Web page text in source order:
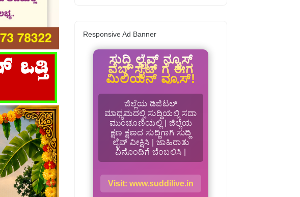
Responsive Ad Banner
ಸುದ್ದಿ ಲೈವ್ ನ್ಯೂಸ್
ವೆಬ್ ಸೈಟ್ ಗೆ ಈಗ
ಮಿಲಿಯನ್ ವ್ಯೂಸ್!
ಜಿಲ್ಲೆಯ ಡಿಜಿಟಲ್
ಮಾಧ್ಯಮದಲ್ಲಿ ಸುದ್ದಿಯಲ್ಲಿ ಸದಾ
ಮುಂಚೂಣಿಯಲ್ಲಿ | ಜಿಲ್ಲೆಯ
ಕ್ಷಣ ಕ್ಷಣದ ಸುದ್ದಿಗಾಗಿ ಸುದ್ದಿ
ಲೈವ್ ವೀಕ್ಷಿಸಿ | ಜಾಹಿರಾತು
ವಿನೊಂದಿಗೆ ಬೆಂಬಲಿಸಿ |
Visit: www.suddilive.in